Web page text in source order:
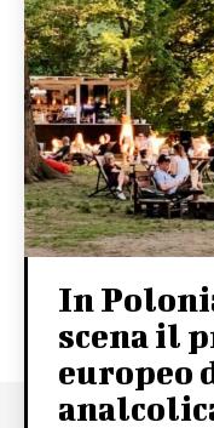
In
scena il
europeo